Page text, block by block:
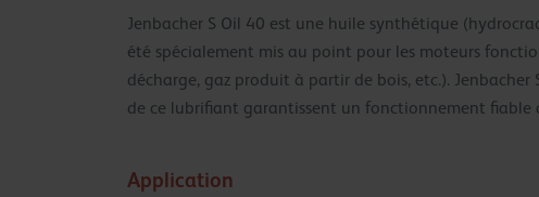
Jenbacher S Oil 40 est une huile synthétique
été spécialement mis au point pour les moteurs
décharge, gaz produit à partir de bois, etc.).
de ce lubrifiant garantissent un fonctionnement fiable
Application